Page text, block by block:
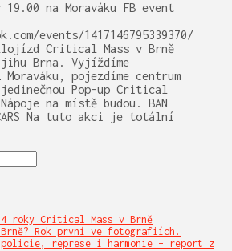
na Moraváku FB event
events/1417146795339370/
Critical Mass v Brně
jihu Brna. Vyjíždíme
pojezdíme centrum
jedinečnou Pop-up Critical
na místě budou. BAN
CARS Na tuto akci je totální
roky Critical Mass v Brně
Rok první ve fotografiích.
represe i harmonie – report z